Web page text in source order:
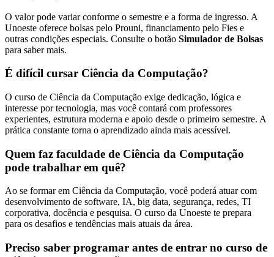
O valor pode variar conforme o semestre e a forma de ingresso. A
Unoeste oferece bolsas pelo Prouni, financiamento pelo Fies e
outras condições especiais. Consulte o botão Simulador de Bolsas
para saber mais.
É difícil cursar Ciência da Computação?
O curso de Ciência da Computação exige dedicação, lógica e
interesse por tecnologia, mas você contará com professores
experientes, estrutura moderna e apoio desde o primeiro semestre. A
prática constante torna o aprendizado ainda mais acessível.
Quem faz faculdade de Ciência da Computação
pode trabalhar em quê?
Ao se formar em Ciência da Computação, você poderá atuar com
desenvolvimento de software, IA, big data, segurança, redes, TI
corporativa, docência e pesquisa. O curso da Unoeste te prepara
para os desafios e tendências mais atuais da área.
Preciso saber programar antes de entrar no curso de